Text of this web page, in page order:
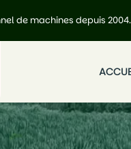
de machines depuis 2004.